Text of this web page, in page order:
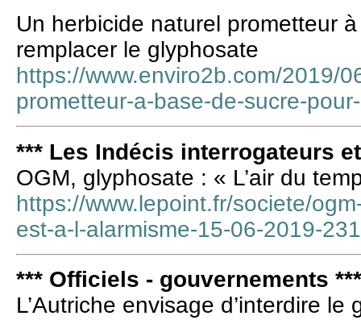
Un herbicide naturel prometteur
remplacer le glyphosate
https://www.enviro2b.com/2019/
prometteur-a-base-de-sucre-
*** Les Indécis interrogateurs
OGM, glyphosate : « L’air du
https://www.lepoint.fr/societe/
est-a-l-alarmisme-15-06-2019-
*** Officiels - gouvernements ***
L’Autriche envisage d’interdire